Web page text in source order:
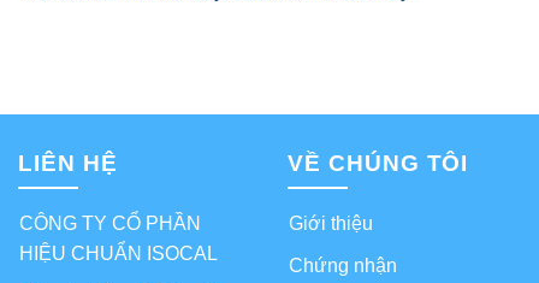
LIÊN HỆ
CÔNG TY CỔ PHẦN
HIỆU CHUẨN ISOCAL
VỀ CHÚNG TÔI
Giới thiệu
Chứng nhận